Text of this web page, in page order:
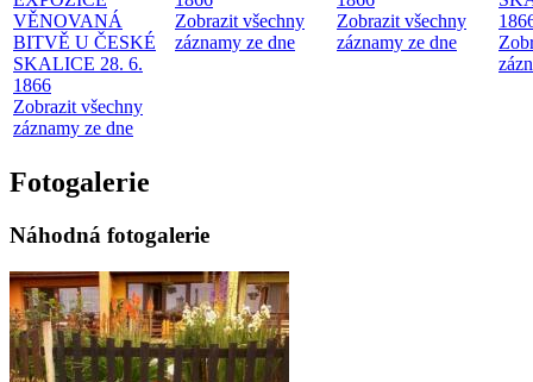
VĚNOVANÁ
BITVĚ U ČESKÉ
SKALICE 28. 6.
1866
Zobrazit všechny
záznamy ze dne
Zobrazit všechny
záznamy ze dne
Zobrazit všechny
záznamy ze dne
Fotogalerie
Náhodná fotogalerie